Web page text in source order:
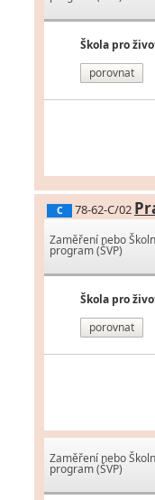
Škola pro
porovnat
C 78-62-C/02
Zaměření nebo
program (ŠVP)
Škola pro
porovnat
Zaměření nebo
program (ŠVP)